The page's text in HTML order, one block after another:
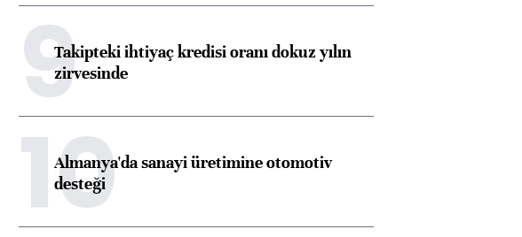
9Takipteki ihtiyaç kredisi oranı dokuz yılın
zirvesinde
10
Almanya'da sanayi üretimine otomotiv
desteği